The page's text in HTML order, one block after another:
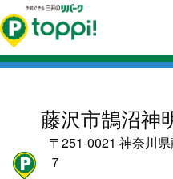
藤沢市鵠沼神
〒251-0021 神奈川
７